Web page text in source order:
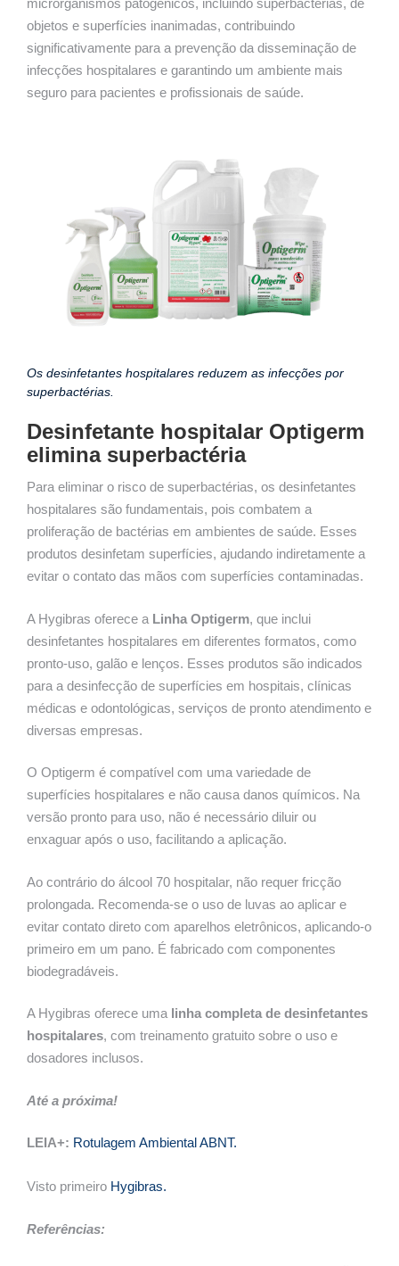
objetos e superfícies inanimadas, contribuindo
significativamente para a prevenção da disseminação de
infecções hospitalares e garantindo um ambiente mais
seguro para pacientes e profissionais de saúde.
Os desinfetantes hospitalares reduzem as infecções por
superbactérias.
Desinfetante hospitalar Optigerm
elimina superbactéria
Para eliminar o risco de superbactérias, os desinfetantes
hospitalares são fundamentais, pois combatem a
proliferação de bactérias em ambientes de saúde. Esses
produtos desinfetam superfícies, ajudando indiretamente a
evitar o contato das mãos com superfícies contaminadas.
A Hygibras oferece a Linha Optigerm, que inclui
desinfetantes hospitalares em diferentes formatos, como
pronto-uso, galão e lenços. Esses produtos são indicados
para a desinfecção de superfícies em hospitais, clínicas
médicas e odontológicas, serviços de pronto atendimento e
diversas empresas.
O Optigerm é compatível com uma variedade de
superfícies hospitalares e não causa danos químicos. Na
versão pronto para uso, não é necessário diluir ou
enxaguar após o uso, facilitando a aplicação.
Ao contrário do álcool 70 hospitalar, não requer fricção
prolongada. Recomenda-se o uso de luvas ao aplicar e
evitar contato direto com aparelhos eletrônicos, aplicando-o
primeiro em um pano. É fabricado com componentes
biodegradáveis.
A Hygibras oferece uma linha completa de desinfetantes
hospitalares, com treinamento gratuito sobre o uso e
dosadores inclusos.
Até a próxima!
LEIA+: Rotulagem Ambiental ABNT.
Visto primeiro Hygibras.
Referências: